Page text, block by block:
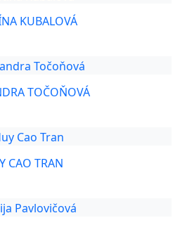
KUBALOVÁ
TOČOŇOVÁ
CAO TRAN